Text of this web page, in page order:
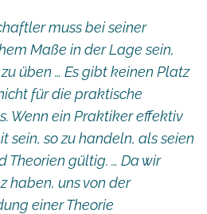
muss bei seiner
Maße in der Lage sein,
üben … Es gibt keinen Platz
für die praktische
Wenn ein Praktiker effektiv
sein, so zu handeln, als seien
Theorien gültig. … Da wir
haben, uns von der
einer Theorie